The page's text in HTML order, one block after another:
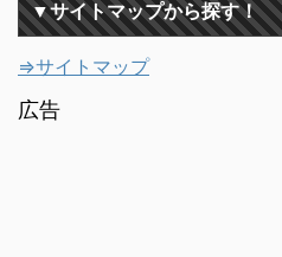
▼サイトマップから探す！
⇒サイトマップ
広告